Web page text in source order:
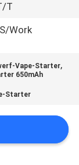
T
Work
Vape-Starter,
650mAh
Starter